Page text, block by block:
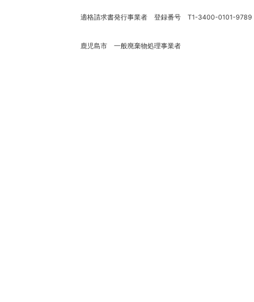
適格請求書発行事業者 登録番号 T1-3400-0101-9789
鹿児島市 一般廃棄物処理事業者